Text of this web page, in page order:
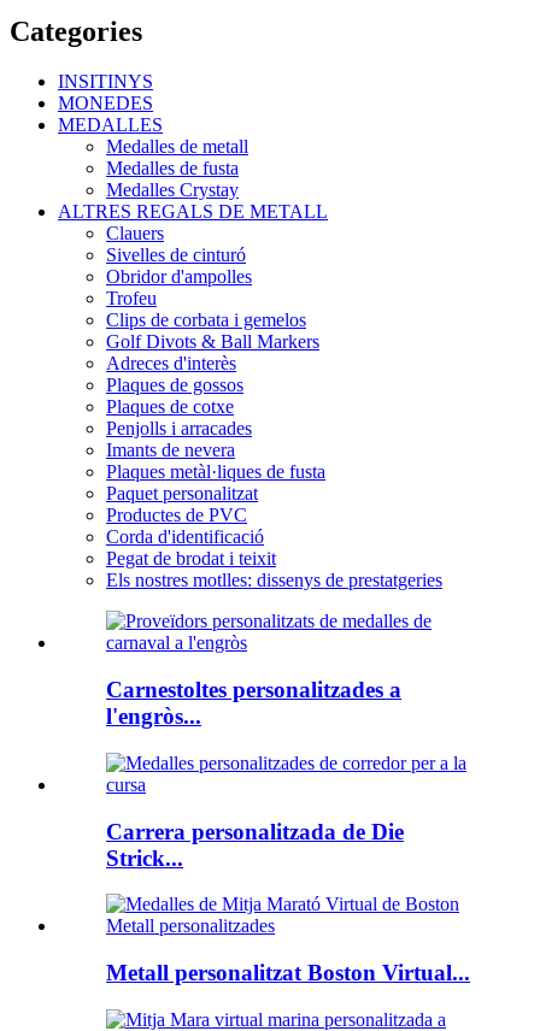
Categories
INSITINYS
MONEDES
MEDALLES
Medalles de metall
Medalles de fusta
Medalles Crystay
ALTRES REGALS DE METALL
Clauers
Sivelles de cinturó
Obridor d'ampolles
Trofeu
Clips de corbata i gemelos
Golf Divots & Ball Markers
Adreces d'interès
Plaques de gossos
Plaques de cotxe
Penjolls i arracades
Imants de nevera
Plaques metàl·liques de fusta
Paquet personalitzat
Productes de PVC
Corda d'identificació
Pegat de brodat i teixit
Els nostres motlles: dissenys de prestatgeries
Carnestoltes personalitzades a
l'engròs...
Carrera personalitzada de Die
Strick...
Metall personalitzat Boston Virtual...